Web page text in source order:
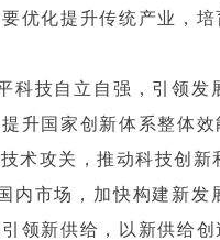
优化提升传统产业，
科技自立自强，引领
升国家创新体系整体
术攻关，推动科技创
内市场，加快构建新
领新供给，以新供给